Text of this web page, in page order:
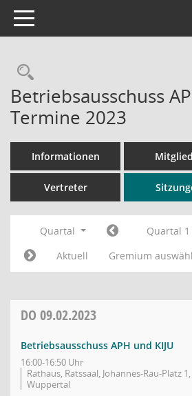
Toggle navigation
Rechercheauswahl
Betriebsausschuss
Termine 2023
Informationen
Vertreter
Quartal Quartal 1
Aktuell
Gremium
DO 09.02.2023
Betriebsausschuss APH und KIJU
16:00-16:50 Uhr
Rathaus, Ratssaal, Johannes-Rau-Platz
Wuppertal